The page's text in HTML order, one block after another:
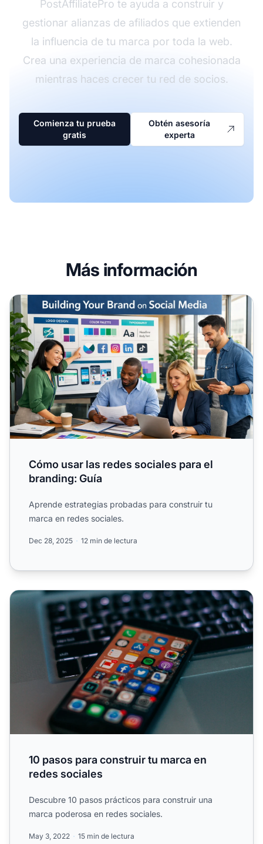
PostAffiliatePro te ayuda a construir y
gestionar alianzas de afiliados que extienden
la influencia de tu marca por toda la web.
Crea una experiencia de marca cohesionada
mientras haces crecer tu red de socios.
Comienza tu prueba
gratis
Obtén asesoría
experta
Más información
Cómo usar las redes sociales para el branding: Guía
Cómo usar las redes sociales para el
branding: Guía
Aprende estrategias probadas para construir tu
marca en redes sociales.
Dec 28, 2025 12 min de lectura
10 pasos para construir tu marca en redes sociales
10 pasos para construir tu marca en
redes sociales
Descubre 10 pasos prácticos para construir una
marca poderosa en redes sociales.
May 3, 2022 15 min de lectura